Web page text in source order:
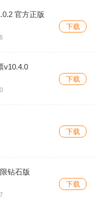
官方正版
下载
v10.4.0
下载
下载
钻石版
版
下载